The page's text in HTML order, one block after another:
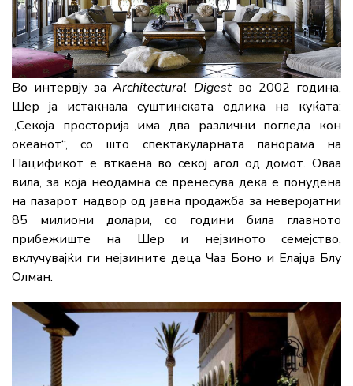
Во интервју заArchitectural Digestво 2002 година,
Шер ја истакнала суштинската одлика на куќата:
„Секоја просторија има два различни погледа кон
океанот“, со што спектакуларната панорама на
Пацификот е вткаена во секој агол од домот. Оваа
вила, за која неодамна се пренесува дека е понудена
на пазарот надвор од јавна продажба за неверојатни
85 милиони долари, со години била главното
прибежиште на Шер и нејзиното семејство,
вклучувајќи ги нејзините деца Чаз Боно и Елајџа Блу
Олман.